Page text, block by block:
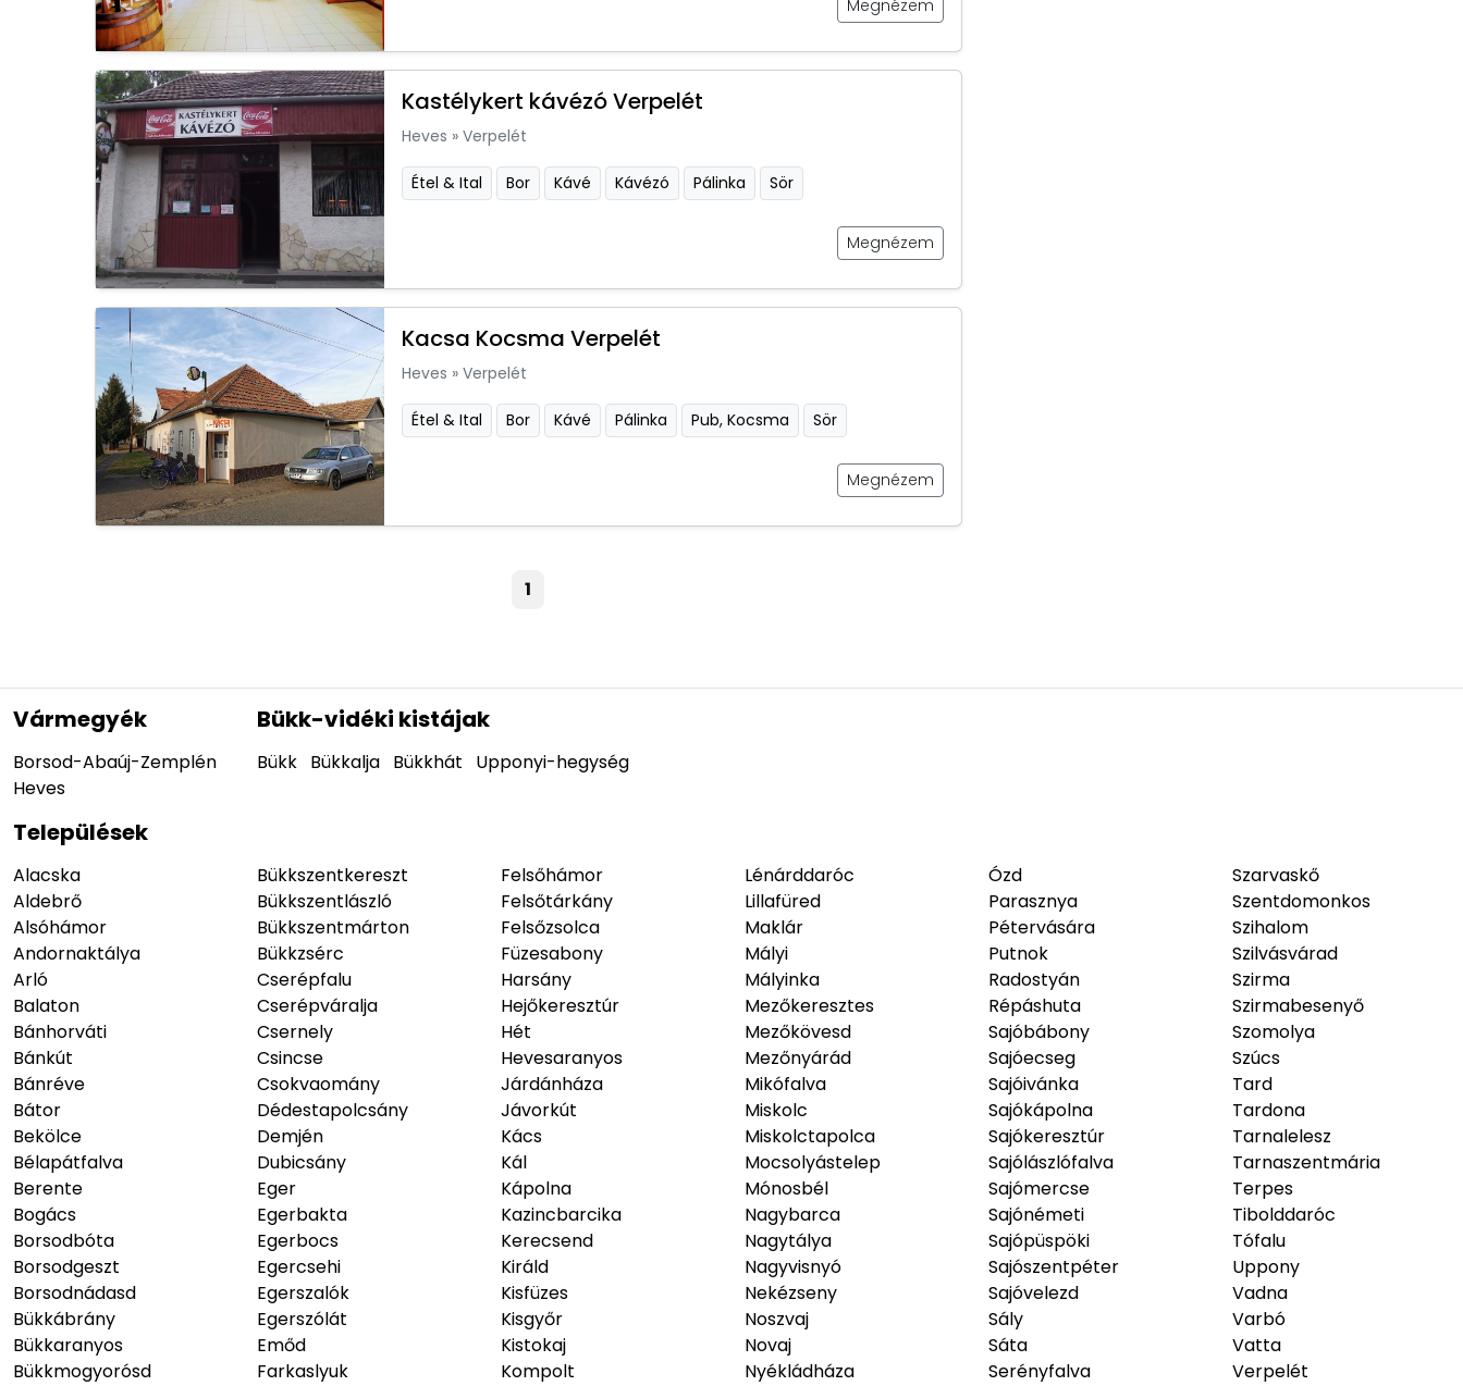
Megnézem
Kastélykert kávézó Verpelét
Heves » Verpelét
Étel & Ital Bor Kávé Kávézó Pálinka Sör
Megnézem
Kacsa Kocsma Verpelét
Heves » Verpelét
Étel & Ital Bor Kávé Pálinka Pub, Kocsma Sör
Megnézem
1
Vármegyék
Borsod-Abaúj-Zemplén
Heves
Bükk-vidéki kistájak
Bükk Bükkalja Bükkhát Upponyi-hegység
Települések
Alacska
Aldebrő
Alsóhámor
Andornaktálya
Arló
Balaton
Bánhorváti
Bánkút
Bánréve
Bátor
Bekölce
Bélapátfalva
Berente
Bogács
Borsodbóta
Borsodgeszt
Borsodnádasd
Bükkábrány
Bükkaranyos
Bükkmogyorósd
Bükkszentkereszt
Bükkszentlászló
Bükkszentmárton
Bükkzsérc
Cserépfalu
Cserépváralja
Csernely
Csincse
Csokvaomány
Dédestapolcsány
Demjén
Dubicsány
Eger
Egerbakta
Egerbocs
Egercsehi
Egerszalók
Egerszólát
Emőd
Farkaslyuk
Felsőhámor
Felsőtárkány
Felsőzsolca
Füzesabony
Harsány
Hejőkeresztúr
Hét
Hevesaranyos
Járdánháza
Jávorkút
Kács
Kál
Kápolna
Kazincbarcika
Kerecsend
Királd
Kisfüzes
Kisgyőr
Kistokaj
Kompolt
Lénárddaróc
Lillafüred
Maklár
Mályi
Mályinka
Mezőkeresztes
Mezőkövesd
Mezőnyárád
Mikófalva
Miskolc
Miskolctapolca
Mocsolyástelep
Mónosbél
Nagybarca
Nagytálya
Nagyvisnyó
Nekézseny
Noszvaj
Novaj
Nyékládháza
Ózd
Parasznya
Pétervására
Putnok
Radostyán
Répáshuta
Sajóbábony
Sajóecseg
Sajóivánka
Sajókápolna
Sajókeresztúr
Sajólászlófalva
Sajómercse
Sajónémeti
Sajópüspöki
Sajószentpéter
Sajóvelezd
Sály
Sáta
Serényfalva
Szarvaskő
Szentdomonkos
Szihalom
Szilvásvárad
Szirma
Szirmabesenyő
Szomolya
Szúcs
Tard
Tardona
Tarnalelesz
Tarnaszentmária
Terpes
Tibolddaróc
Tófalu
Uppony
Vadna
Varbó
Vatta
Verpelét